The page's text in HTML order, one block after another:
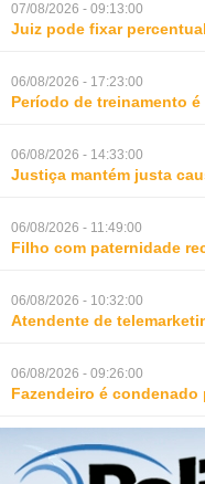
07/08/2026 - 09:13:00
Juiz pode fixar
06/08/2026 - 17:23:00
Período de treinamento
06/08/2026 - 14:33:00
Justiça mantém justa
06/08/2026 - 11:49:00
Filho com paternidade
06/08/2026 - 10:32:00
Atendente de
06/08/2026 - 09:26:00
Fazendeiro é